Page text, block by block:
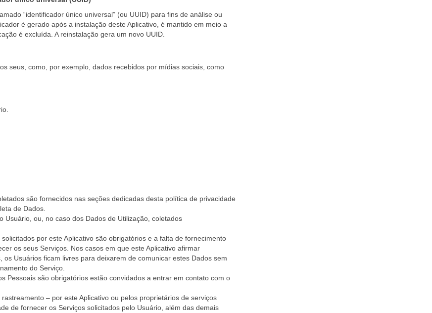
“identificador único universal” (ou UUID) para fins de análise ou
é gerado após a instalação deste Aplicativo, é mantido em meio a
é excluída. A reinstalação gera um novo UUID.
seus, como, por exemplo, dados recebidos por mídias sociais, como
são fornecidos nas seções dedicadas desta política de privacidade
de Dados.
ou, no caso dos Dados de Utilização, coletados
por este Aplicativo são obrigatórios e a falta de fornecimento
os seus Serviços. Nos casos em que este Aplicativo afirmar
Usuários ficam livres para deixarem de comunicar estes Dados sem
do Serviço.
Pessoais são obrigatórios estão convidados a entrar em contato com o
– por este Aplicativo ou pelos proprietários de serviços
de fornecer os Serviços solicitados pelo Usuário, além das demais